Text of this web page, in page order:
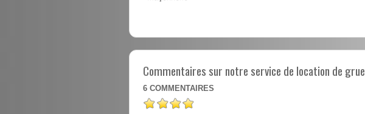
Commentaires sur notre service de location de grue
6 COMMENTAIRES